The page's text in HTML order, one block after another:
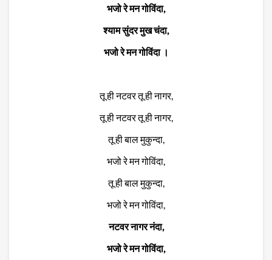
भजो रे मन गोविंदा,
श्याम सुंदर मुख चंदा,
भजो रे मन गोविंदा ।
तू ही नटवर तू ही नागर,
तू ही नटवर तू ही नागर,
तू ही बाल मुकुन्दा,
भजो रे मन गोविंदा,
तू ही बाल मुकुन्दा,
भजो रे मन गोविंदा,
नटवर नागर नंदा,
भजो रे मन गोविंदा,